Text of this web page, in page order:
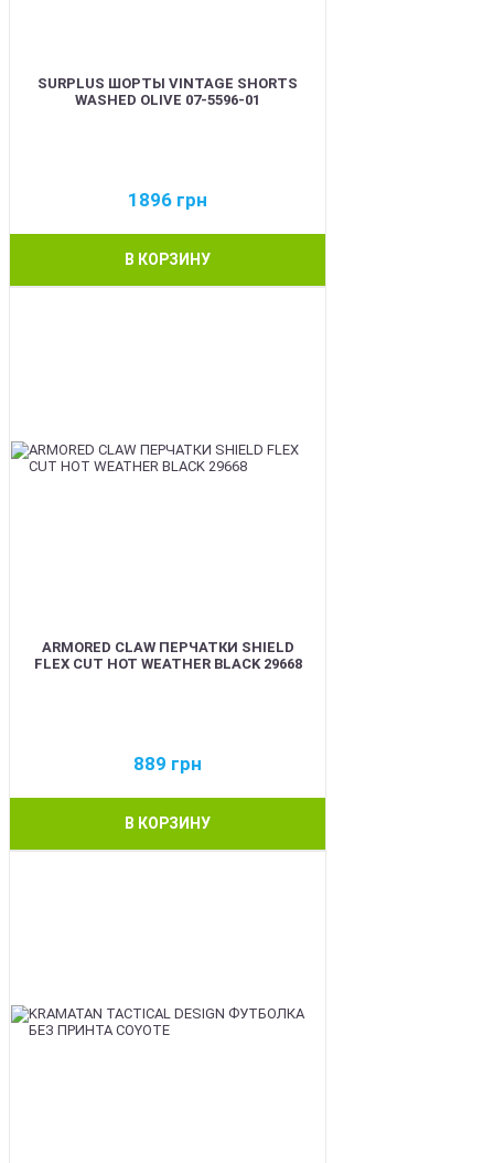
SURPLUS ШОРТЫ VINTAGE SHORTS
WASHED OLIVE 07-5596-01
1896 грн
В КОРЗИНУ
ARMORED CLAW ПЕРЧАТКИ SHIELD
FLEX CUT HOT WEATHER BLACK 29668
889 грн
В КОРЗИНУ